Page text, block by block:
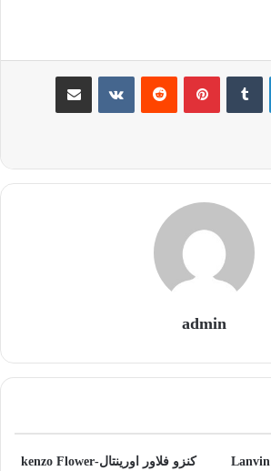
لینکدین ‫تامبلر ‫پین‌ترست‫رددیت ‫VKontakteاشتراک گذاری از طریق ایمیل
admin
کنزو فلاور اورینتال-kenzo Flower